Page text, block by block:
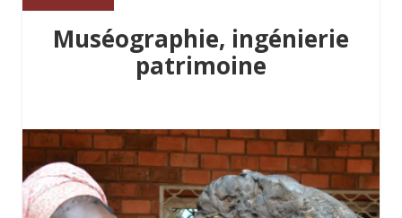
Muséographie, ingénierie
patrimoine